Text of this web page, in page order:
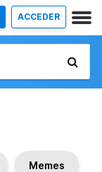
ACCEDER
Memes